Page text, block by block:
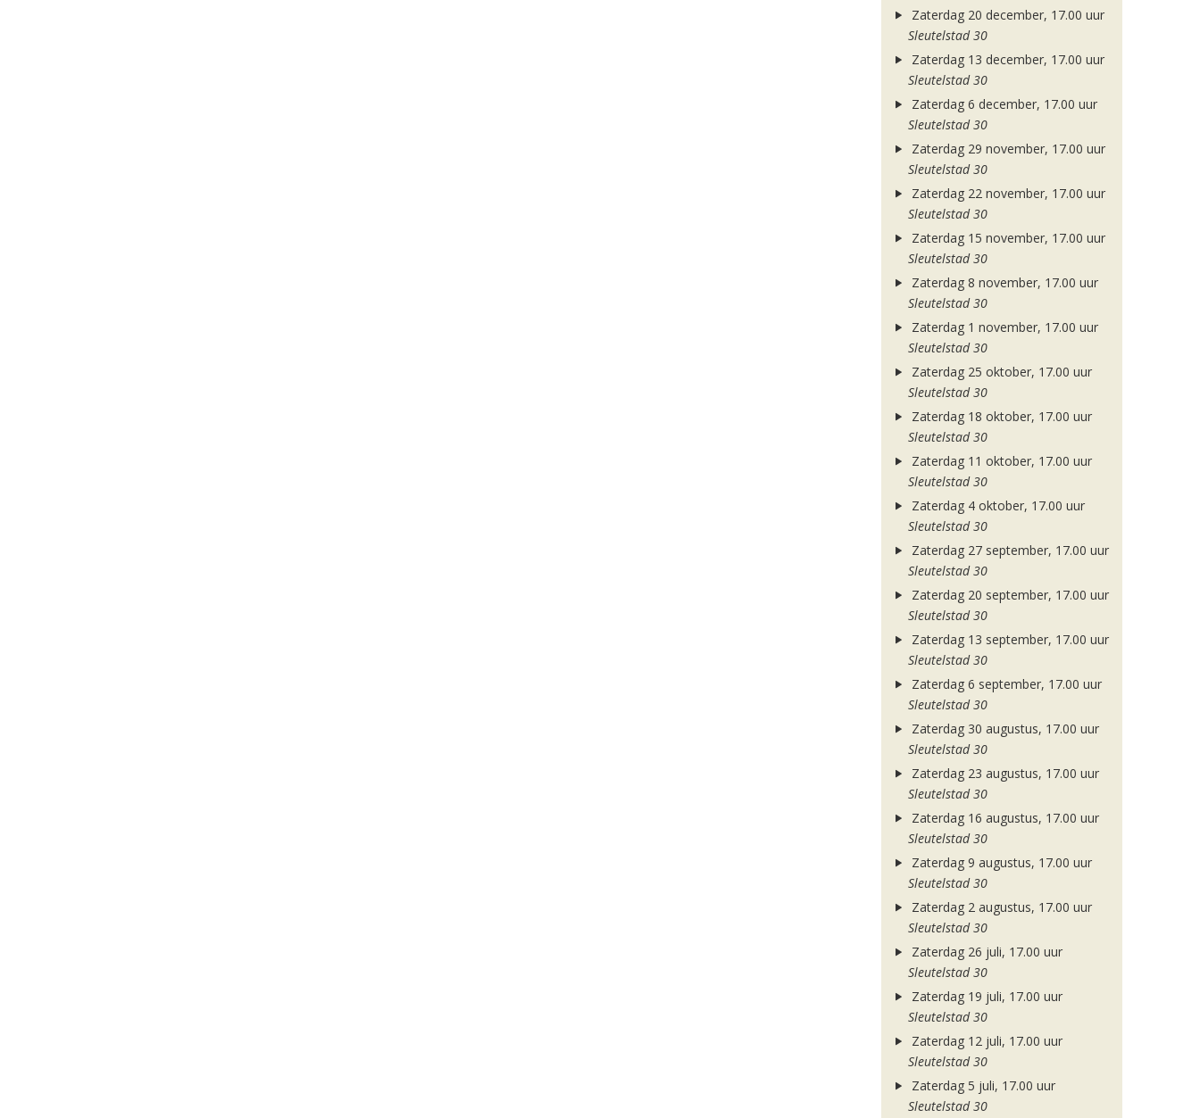
Zaterdag 20 december, 17.00 uur
Sleutelstad 30
Zaterdag 13 december, 17.00 uur
Sleutelstad 30
Zaterdag 6 december, 17.00 uur
Sleutelstad 30
Zaterdag 29 november, 17.00 uur
Sleutelstad 30
Zaterdag 22 november, 17.00 uur
Sleutelstad 30
Zaterdag 15 november, 17.00 uur
Sleutelstad 30
Zaterdag 8 november, 17.00 uur
Sleutelstad 30
Zaterdag 1 november, 17.00 uur
Sleutelstad 30
Zaterdag 25 oktober, 17.00 uur
Sleutelstad 30
Zaterdag 18 oktober, 17.00 uur
Sleutelstad 30
Zaterdag 11 oktober, 17.00 uur
Sleutelstad 30
Zaterdag 4 oktober, 17.00 uur
Sleutelstad 30
Zaterdag 27 september, 17.00 uur
Sleutelstad 30
Zaterdag 20 september, 17.00 uur
Sleutelstad 30
Zaterdag 13 september, 17.00 uur
Sleutelstad 30
Zaterdag 6 september, 17.00 uur
Sleutelstad 30
Zaterdag 30 augustus, 17.00 uur
Sleutelstad 30
Zaterdag 23 augustus, 17.00 uur
Sleutelstad 30
Zaterdag 16 augustus, 17.00 uur
Sleutelstad 30
Zaterdag 9 augustus, 17.00 uur
Sleutelstad 30
Zaterdag 2 augustus, 17.00 uur
Sleutelstad 30
Zaterdag 26 juli, 17.00 uur
Sleutelstad 30
Zaterdag 19 juli, 17.00 uur
Sleutelstad 30
Zaterdag 12 juli, 17.00 uur
Sleutelstad 30
Zaterdag 5 juli, 17.00 uur
Sleutelstad 30